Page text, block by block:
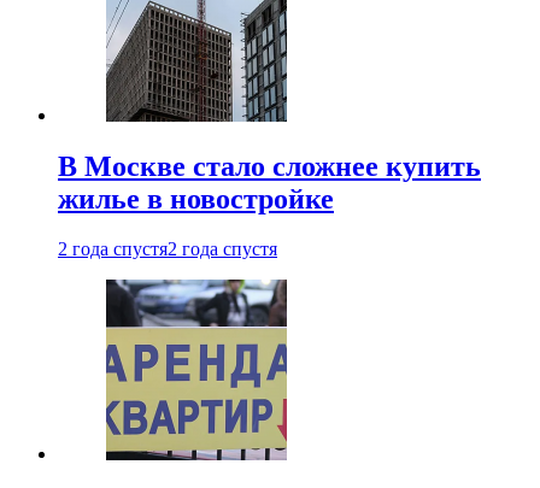
В Москве стало сложнее купить
жилье в новостройке
2 года спустя2 года спустя